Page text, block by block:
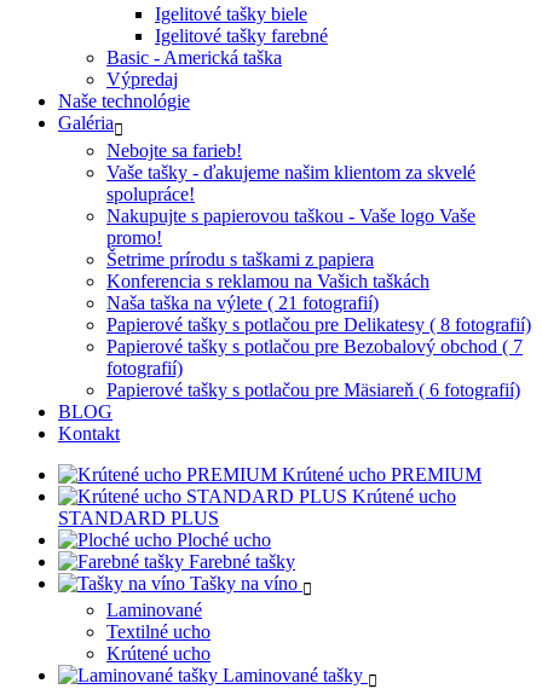
Igelitové tašky biele
Igelitové tašky farebné
Basic - Americká taška
Výpredaj
Naše technológie
Galéria
Nebojte sa farieb!
Vaše tašky - ďakujeme našim klientom za skvelé
spolupráce!
Nakupujte s papierovou taškou - Vaše logo Vaše
promo!
Šetrime prírodu s taškami z papiera
Konferencia s reklamou na Vašich taškách
Naša taška na výlete ( 21 fotografií)
Papierové tašky s potlačou pre Delikatesy ( 8 fotografií)
Papierové tašky s potlačou pre Bezobalový obchod ( 7
fotografií)
Papierové tašky s potlačou pre Mäsiareň ( 6 fotografií)
BLOG
Kontakt
Krútené ucho PREMIUM
Krútené ucho
STANDARD PLUS
Ploché ucho
Farebné tašky
Tašky na víno
Laminované
Textilné ucho
Krútené ucho
Laminované tašky